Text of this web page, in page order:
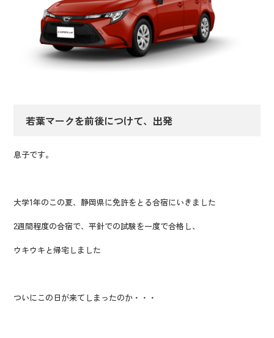
若葉マークを前後につけて、出発
息子です。
大学1年のこの夏、静岡県に免許をとる合宿にいきました
2週間程度の合宿で、平針での試験を一度で合格し、
ウキウキと帰宅しました
ついにこの日が来てしまったのか・・・